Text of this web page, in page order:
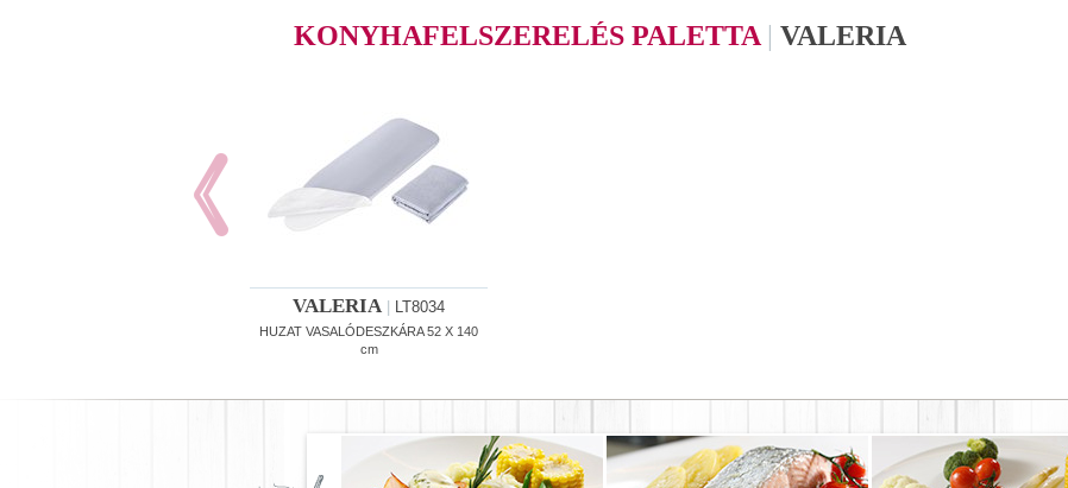
KONYHAFELSZERELÉS PALETTA | VALERIA
VALERIA LT8034
HUZAT VASALÓDESZKÁRA 52 X 140
cm